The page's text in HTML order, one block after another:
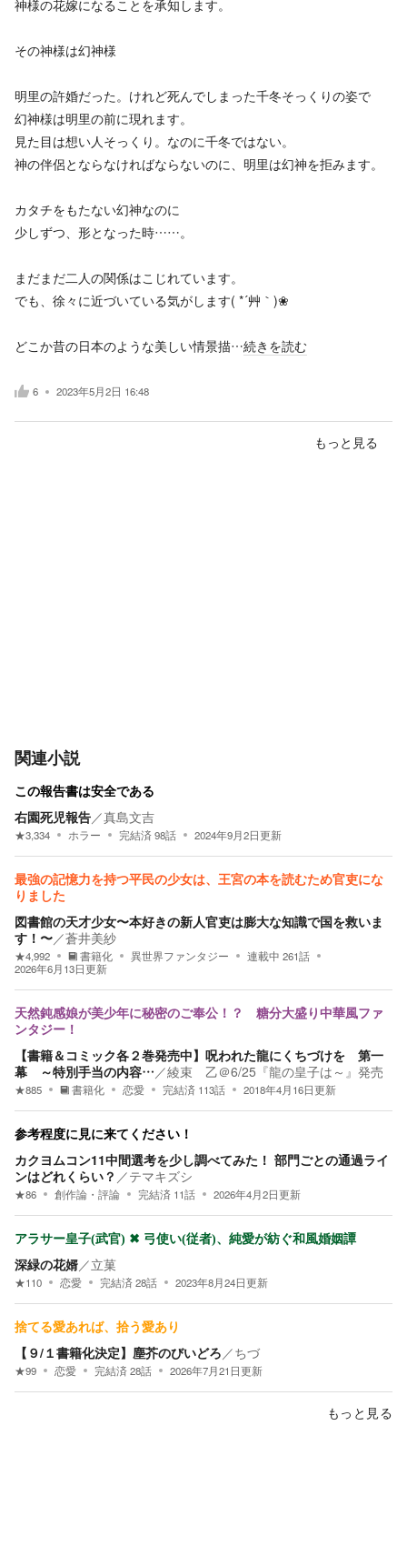
神様の花嫁になることを承知します。
その神様は幻神様
明里の許婚だった。けれど死んでしまった千冬そっくりの姿で
幻神様は明里の前に現れます。
見た目は想い人そっくり。なのに千冬ではない。
神の伴侶とならなければならないのに、明里は幻神を拒みます。
カタチをもたない幻神なのに
少しずつ、形となった時……。
まだまだ二人の関係はこじれています。
でも、徐々に近づいている気がします( *´艸｀)❀
どこか昔の日本のような美しい情景描…続きを読む
6 2023年5月2日 16:48
もっと見る
関連小説
この報告書は安全である
右園死児報告／真島文吉
★3,334 ホラー 完結済98話 2024年9月2日更新
最強の記憶力を持つ平民の少女は、王宮の本を読むため官吏にな
りました
図書館の天才少女〜本好きの新人官吏は膨大な知識で国を救いま
す！〜／蒼井美紗
★4,992 書籍化 異世界ファンタジー 連載中 261話
2026年6月13日更新
天然鈍感娘が美少年に秘密のご奉公！？ 糖分大盛り中華風ファ
ンタジー！
【書籍＆コミック各２巻発売中】呪われた龍にくちづけを 第一
幕 ～特別手当の内容… ／綾束 乙＠6/25『龍の皇子は～』発売
★885 書籍化 恋愛 完結済 113話 2018年4月16日更新
参考程度に見に来てください！
カクヨムコン11中間選考を少し調べてみた！ 部門ごとの通過ライ
ンはどれくらい？ ／テマキズシ
★86 創作論・評論 完結済 11話 2026年4月2日更新
アラサー皇子(武官) ✖ 弓使い(従者)、純愛が紡ぐ和風婚姻譚
深緑の花婿／立菓
★110 恋愛 完結済28話 2023年8月24日更新
捨てる愛あれば、拾う愛あり
【９/１書籍化決定】塵芥のびいどろ ／ちづ
★99 恋愛 完結済28話 2026年7月21日更新
もっと見る